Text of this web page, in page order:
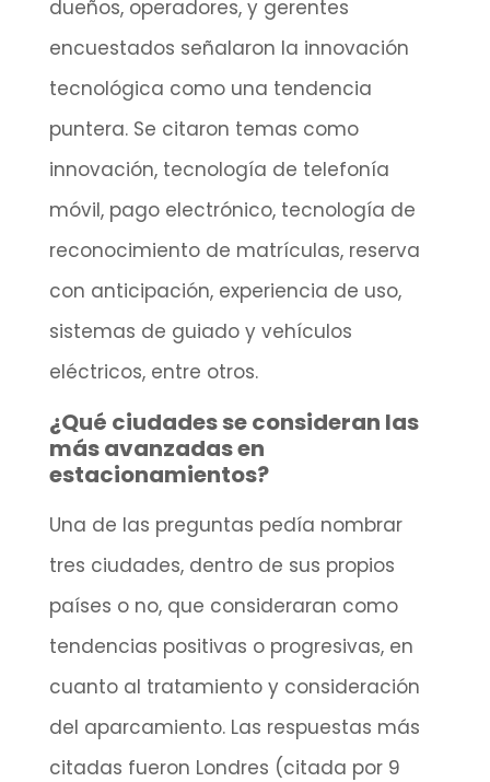
dueños, operadores, y gerentes
encuestados señalaron la innovación
tecnológica como una tendencia
puntera. Se citaron temas como
innovación, tecnología de telefonía
móvil, pago electrónico, tecnología de
reconocimiento de matrículas, reserva
con anticipación, experiencia de uso,
sistemas de guiado y vehículos
eléctricos, entre otros.
¿Qué ciudades se consideran las
más avanzadas en
estacionamientos?
Una de las preguntas pedía nombrar
tres ciudades, dentro de sus propios
países o no, que consideraran como
tendencias positivas o progresivas, en
cuanto al tratamiento y consideración
del aparcamiento. Las respuestas más
citadas fueron Londres (citada por 9